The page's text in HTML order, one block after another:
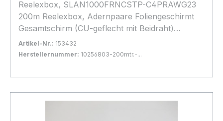
Reelexbox, SLAN1000FRNCSTP-C4PRAWG23
200m Reelexbox, Adernpaare Foliengeschirmt
Gesamtschirm (CU-geflecht mit Beidraht)
Halogenfrei, **** Orange **, light Variante
40%Geflecht, Brandlast Dca
Artikel-Nr.: 153432
Herstellernummer: 10256803-200mtr.-...
In den Warenkorb